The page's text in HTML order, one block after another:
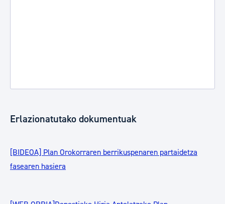
Erlazionatutako dokumentuak
[BIDEOA] Plan Orokorraren berrikuspenaren partaidetza
fasearen hasiera